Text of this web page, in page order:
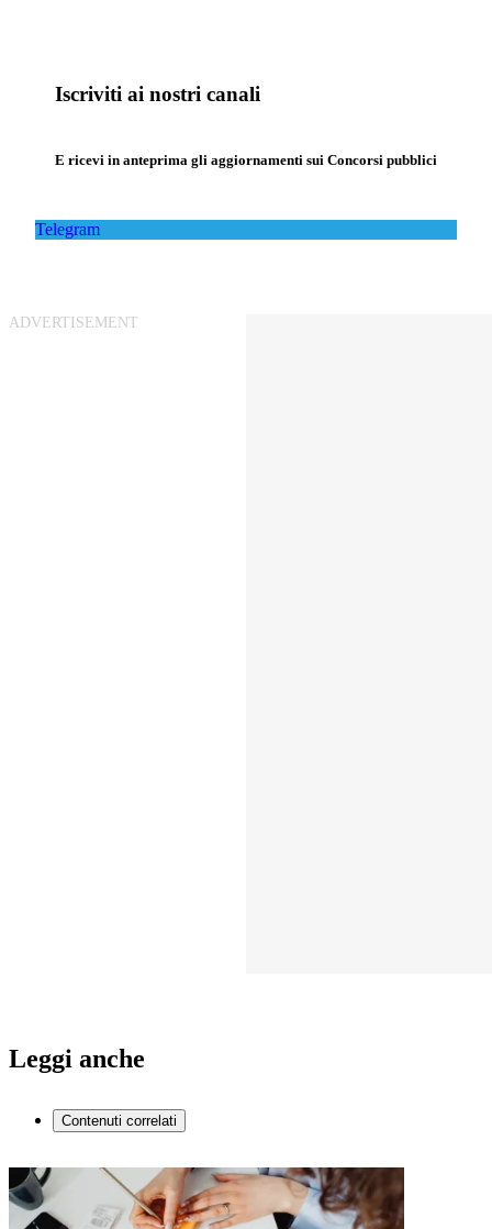
Iscriviti ai nostri canali
E ricevi in anteprima gli aggiornamenti sui Concorsi pubblici
Telegram
Leggi anche
Contenuti correlati